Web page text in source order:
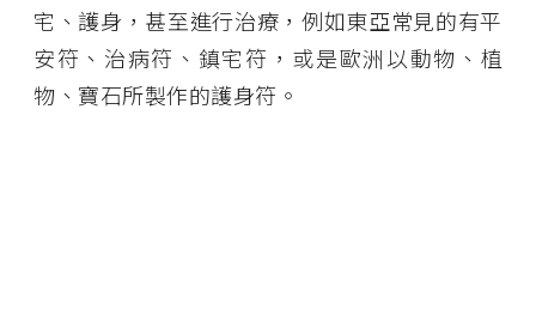
宅、護身，甚至進行治療，例如東亞常見的有平
安符、治病符、鎮宅符，或是歐洲以動物、植
物、寶石所製作的護身符。